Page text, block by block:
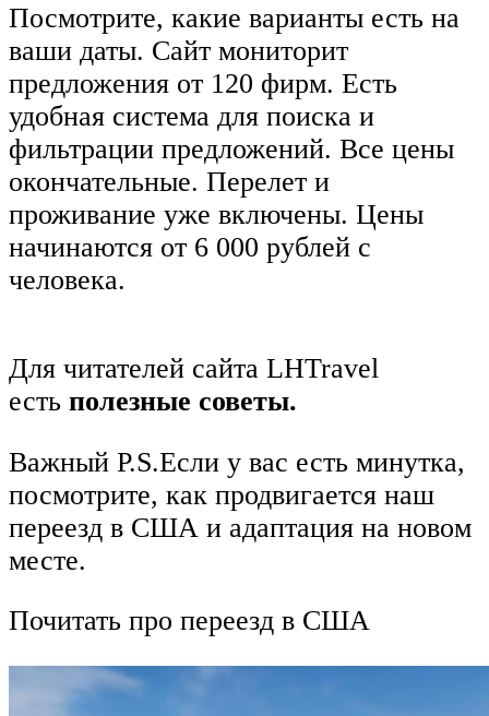
Посмотрите, какие варианты есть на
ваши даты. Сайт мониторит
предложения от 120 фирм. Есть
удобная система для поиска и
фильтрации предложений. Все цены
окончательные. Перелет и
проживание уже включены. Цены
начинаются от 6 000 рублей с
человека.
Для читателей сайта LHTravel
есть полезные советы.
Важный P.S.Если у вас есть минутка,
посмотрите, как продвигается наш
переезд в США и адаптация на новом
месте.
Почитать про переезд в США